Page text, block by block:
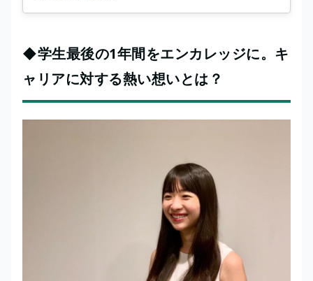
◆学生最後の1年間をエンカレッジに。キ
ャリアに対する熱い想いとは？